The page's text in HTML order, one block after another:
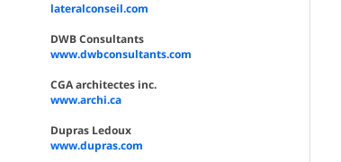
lateralconseil.com
DWB Consultants
www.dwbconsultants.com
CGA architectes inc.
www.archi.ca
Dupras Ledoux
www.dupras.com